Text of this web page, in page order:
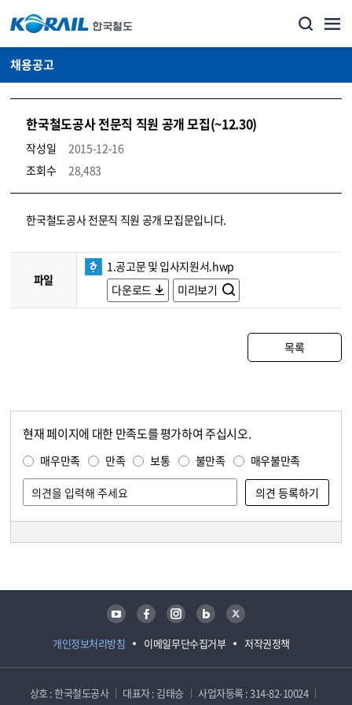
채용공고
한국철도공사 전문직 직원 공개 모집(~12.30)
작성일
2015-12-16
조회수
28,483
코레일소개_경영공시_채용공고 상세보기 – 내용, 파일, 담당자 연락처로 구성
한국철도공사 전문직 직원 공개 모집문입니다.
파일
1.공고문 및 입사지원서.hwp
다운로드
미리보기
목록
현재 페이지에 대한 만족도를 평가하여 주십시오.
매우만족 만족 보통 불만족 매우불만족
개인정보처리방침 이메일무단수집거부 저작권정책
유튜브 페이스북 인스타그램 블로그 트위터
상호 : 한국철도공사 대표자 : 김태승
사업자등록 : 314-82-10024